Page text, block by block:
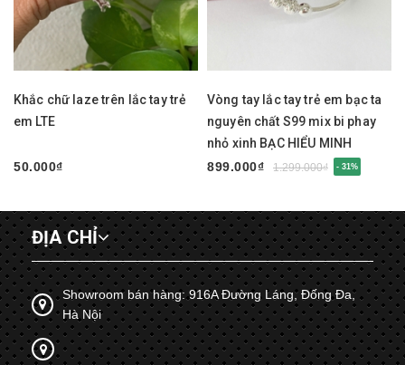
Khắc chữ laze trên lắc tay trẻ
em LTE
50.000₫
Vòng tay lắc tay trẻ em bạc ta
nguyên chất S99 mix bi phay
nhỏ xinh BẠC HIỂU MINH
LTE585
899.000₫ 1.299.000₫ - 31%
ĐỊA CHỈ
Showroom bán hàng: 916A Đường Láng, Đống Đa,
Hà Nội